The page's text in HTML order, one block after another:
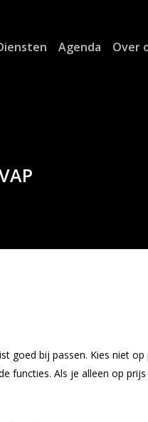
Agenda Over
goed bij passen. Kies niet op
functies. Als je alleen op